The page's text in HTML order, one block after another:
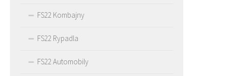
FS22 Kombajny
FS22 Rypadla
FS22 Automobily